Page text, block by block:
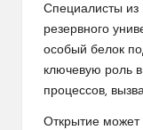
Специалисты
резервного
особый белок
ключевую роль
процессов,
Открытие может